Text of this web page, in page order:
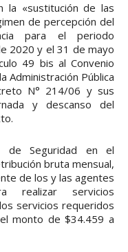
la «sustitución de las
de percepción del
para el periodo
2020 y el 31 de mayo
49 bis al Convenio
Administración Pública
N° 214/06 y sus
y descanso del
de Seguridad en el
bruta mensual,
de los y las agentes
realizar servicios
servicios requeridos
monto de $34.459 a